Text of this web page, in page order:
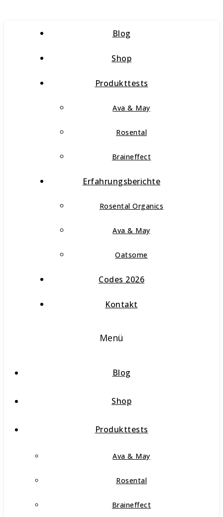
Blog
Shop
Produkttests
Ava & May
Rosental
Braineffect
Erfahrungsberichte
Rosental Organics
Ava & May
Oatsome
Codes 2026
Kontakt
Menü
Blog
Shop
Produkttests
Ava & May
Rosental
Braineffect